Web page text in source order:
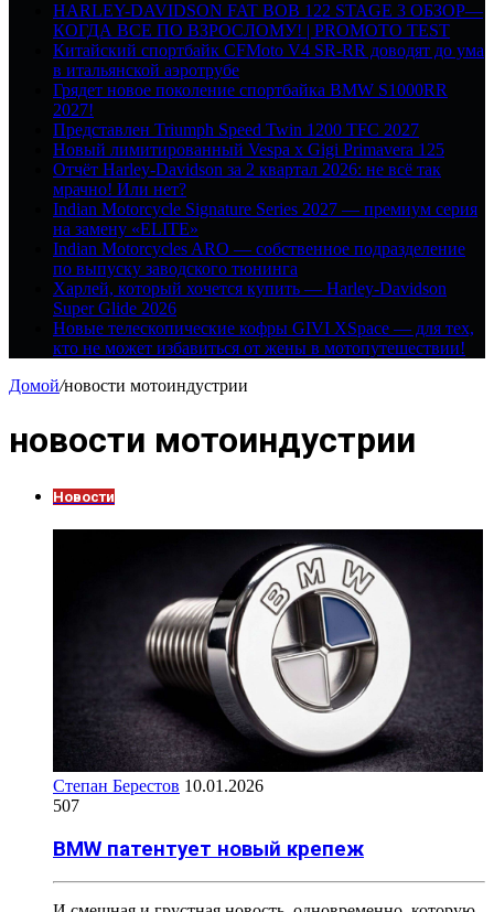
HARLEY-DAVIDSON FAT BOB 122 STAGE 3 ОБЗОР—
КОГДА ВСЕ ПО ВЗРОСЛОМУ! | PROMOTO TEST
Китайский спортбайк CFMoto V4 SR-RR доводят до ума
в итальянской аэротрубе
Грядет новое поколение спортбайка BMW S1000RR
2027!
Представлен Triumph Speed Twin 1200 TFC 2027
Новый лимитированный Vespa x Gigi Primavera 125
Отчёт Harley-Davidson за 2 квартал 2026: не всё так
мрачно! Или нет?
Indian Motorcycle Signature Series 2027 — премиум серия
на замену «ELITE»
Indian Motorcycles ARO — собственное подразделение
по выпуску заводского тюнинга
Харлей, который хочется купить — Harley-Davidson
Super Glide 2026
Новые телескопические кофры GIVI XSpace — для тех,
кто не может избавиться от жены в мотопутешествии!
Домой/новости мотоиндустрии
новости мотоиндустрии
Новости
Степан Берестов 10.01.2026
507
BMW патентует новый крепеж